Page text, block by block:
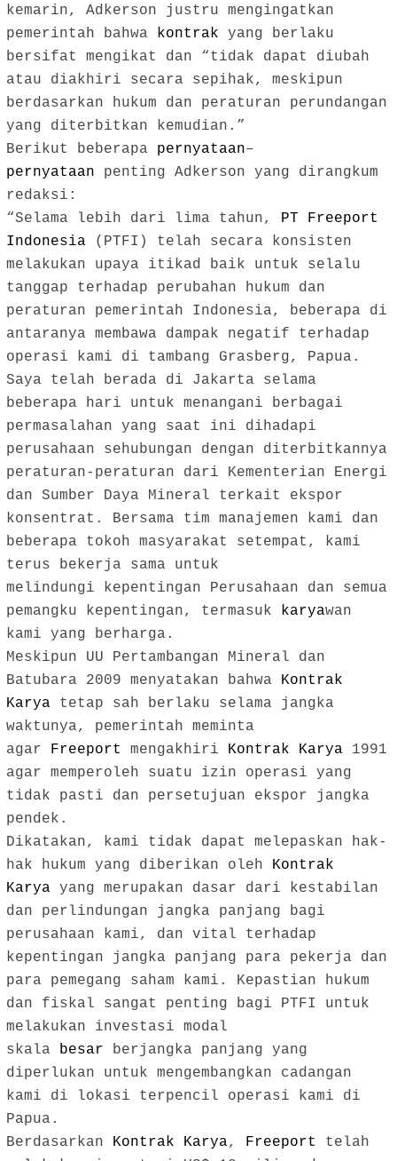
kemarin, Adkerson justru mengingatkan
pemerintah bahwa
kontrak
yang berlaku
bersifat mengikat dan “tidak dapat diubah
atau diakhiri secara sepihak, meskipun
berdasarkan hukum dan peraturan perundangan
yang diterbitkan kemudian.”
Berikut beberapa
pernyataan–
pernyataan
penting Adkerson yang dirangkum
redaksi:
“Selama lebih dari lima tahun,
PT Freeport
Indonesia
(PTFI) telah secara konsisten
melakukan upaya itikad baik untuk selalu
tanggap terhadap perubahan hukum dan
peraturan pemerintah Indonesia, beberapa di
antaranya membawa dampak negatif terhadap
operasi kami di tambang Grasberg, Papua.
Saya telah berada di Jakarta selama
beberapa hari untuk menangani berbagai
permasalahan yang saat ini dihadapi
perusahaan sehubungan dengan diterbitkannya
peraturan-peraturan dari Kementerian Energi
dan Sumber Daya Mineral terkait ekspor
konsentrat. Bersama tim manajemen kami dan
beberapa tokoh masyarakat setempat, kami
terus bekerja sama untuk
melindungi kepentingan Perusahaan dan semua
pemangku kepentingan, termasuk
karyawan
kami yang berharga.
Meskipun UU Pertambangan Mineral dan
Batubara 2009 menyatakan bahwa
Kontrak
Karya
tetap sah berlaku selama jangka
waktunya, pemerintah meminta
agar
Freeport mengakhiri Kontrak Karya
1991
agar memperoleh suatu izin operasi yang
tidak pasti dan persetujuan ekspor jangka
pendek.
Dikatakan, kami tidak dapat melepaskan hak-
hak hukum yang diberikan oleh
Kontrak
Karya
yang merupakan dasar dari kestabilan
dan perlindungan jangka panjang bagi
perusahaan kami, dan vital terhadap
kepentingan jangka panjang para pekerja dan
para pemegang saham kami. Kepastian hukum
dan fiskal sangat penting bagi PTFI untuk
melakukan investasi modal
skala
besar
berjangka panjang yang
diperlukan untuk mengembangkan cadangan
kami di lokasi terpencil operasi kami di
Papua.
Berdasarkan
Kontrak Karya, Freeport
telah